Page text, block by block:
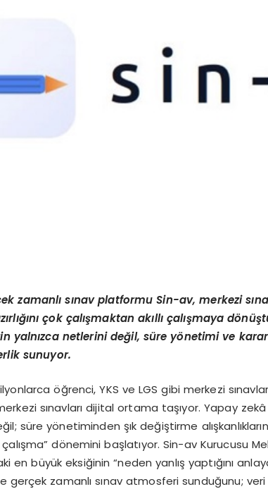
zamanlı sınav platformu Sin-av, merkezi
çok çalışmaktan akıllı çalışmaya dö
yalnızca netlerini değil, süre yönetimi ve karar
sunuyor.
öğrenci, YKS ve LGS gibi merkezi
sınavları dijital ortama taşıyor. Yapay
süre yönetiminden şık değiştirme
çalışma” dönemini başlatıyor. Sin-av Kurucusu
en büyük eksiğinin “neden yanlış yaptığını
gerçek zamanlı sınav atmosferi sunduğunu;